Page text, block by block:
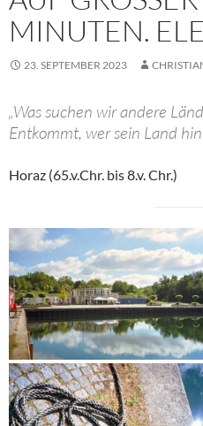
INUTEN.
23. SEPTEMBER 2023
„Was suchen wir andere
Entkommt, wer sein Land
Horaz (65.v.Chr. bis 8.v. Chr.)